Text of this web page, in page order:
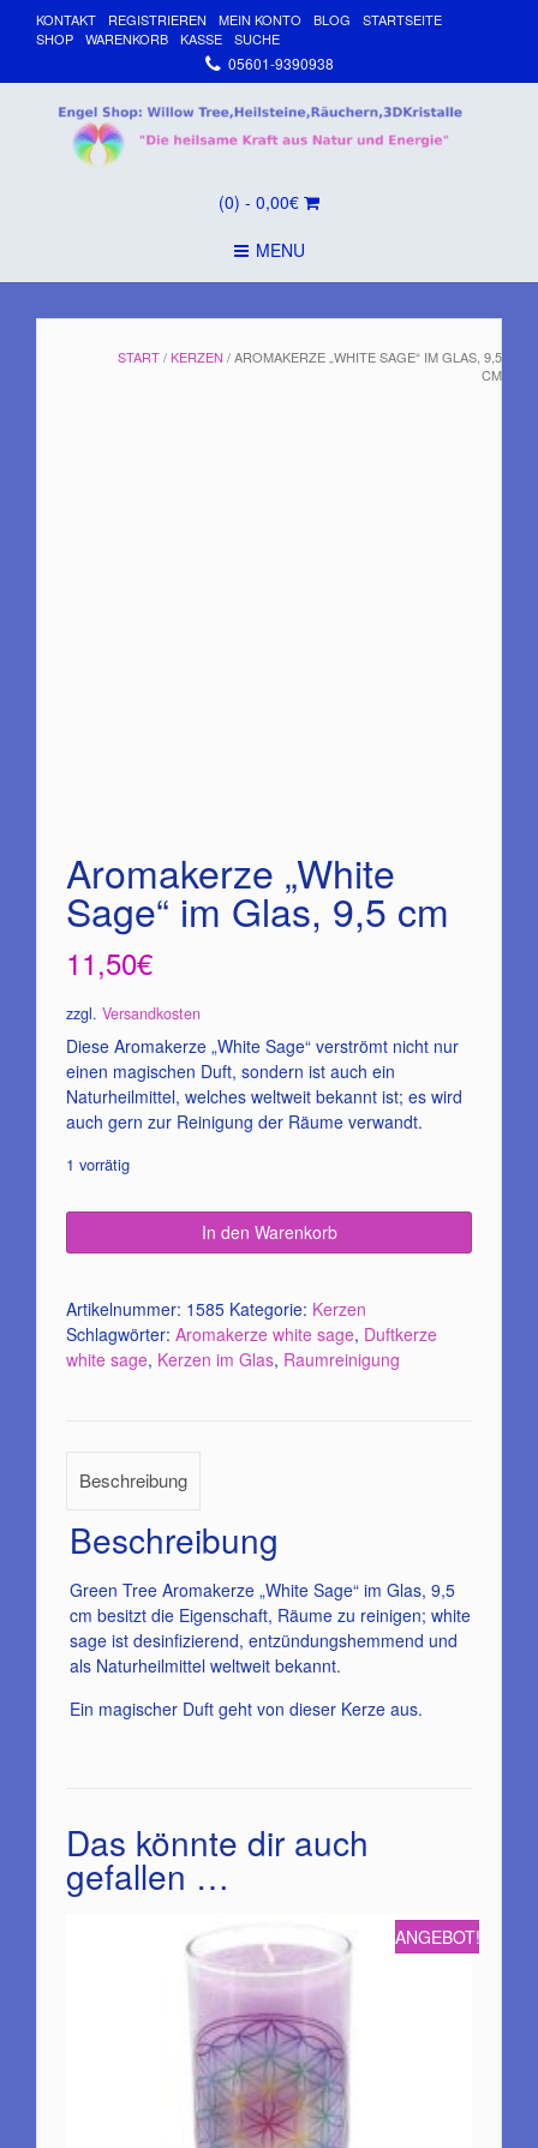
KONTAKT REGISTRIEREN MEIN KONTO BLOG
STARTSEITE
SHOP
WARENKORB KASSE SUCHE
05601-9390938
(0) - 0,00€
MENU
START/KERZEN / AROMAKERZE „WHITE SAGE“ IM GLAS, 9,5
CM
Aromakerze „White
Sage“ im Glas, 9,5 cm
11,50€
zzgl. Versandkosten
Diese Aromakerze „White Sage“ verströmt nicht nur
einen magischen Duft, sondern ist auch ein
Naturheilmittel, welches weltweit bekannt ist; es wird
auch gern zur Reinigung der Räume verwandt.
1 vorrätig
In den Warenkorb
Artikelnummer: 1585 Kategorie: Kerzen
Schlagwörter: Aromakerze white sage, Duftkerze
white sage, Kerzen im Glas, Raumreinigung
Beschreibung
Beschreibung
Green Tree Aromakerze „White Sage“ im Glas, 9,5
cm besitzt die Eigenschaft, Räume zu reinigen; white
sage ist desinfizierend, entzündungshemmend und
als Naturheilmittel weltweit bekannt.
Ein magischer Duft geht von dieser Kerze aus.
Das könnte dir auch
gefallen …
ANGEBOT!